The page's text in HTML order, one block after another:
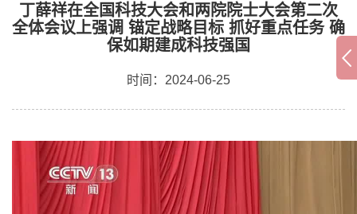
丁薛祥在全国科技大会和两院院士大会第二次
全体会议上强调 锚定战略目标 抓好重点任务 确
保如期建成科技强国
时间：2024-06-25